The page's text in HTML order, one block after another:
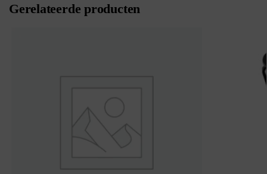
Gerelateerde producten